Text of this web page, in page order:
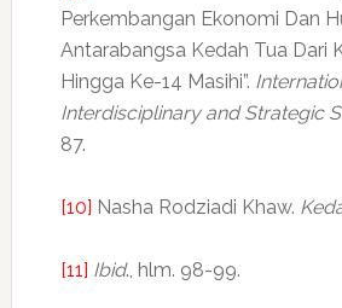
Perkembangan Ekonomi Dan
Antarabangsa Kedah Tua Dari
Hingga Ke-14 Masihi”.
Interdisciplinary and Strategic
87.
[10] Nasha Rodziadi Khaw.
[11] Ibid., hlm. 98-99.